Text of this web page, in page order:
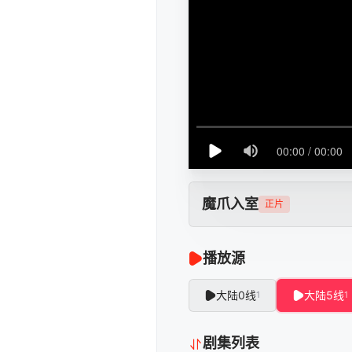
魔爪入室 正片
播放源
大陆0线1 大陆5线1
剧集列表